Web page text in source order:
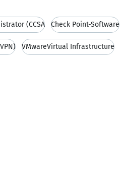
(CCSA Check Point-Software
VMwareVirtual Infrastructure